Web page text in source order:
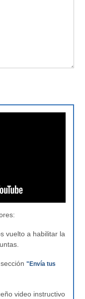
vuelto a habilitar la
"Envía tus
video instructivo